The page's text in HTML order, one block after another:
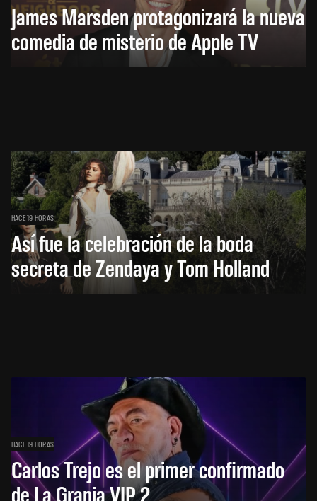
James Marsden protagonizará la nueva
comedia de misterio de Apple TV
HACE 19 HORAS
Así fue la celebración de la boda
secreta de Zendaya y Tom Holland
HACE 19 HORAS
Carlos Trejo es el primer confirmado
de La Granja VIP 2